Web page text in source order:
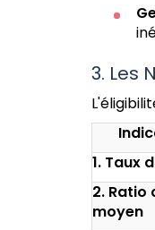
3. Les
1. Taux
2. Ratio
moyen